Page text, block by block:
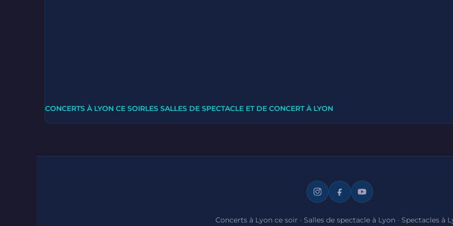
CONCERTS À LYON CE SOIRLES SALLES DE SPECTACLE ET DE CONCERT À LYON
Concerts à Lyon ce soir · Salles de spectacle à Lyon · Spectacles à